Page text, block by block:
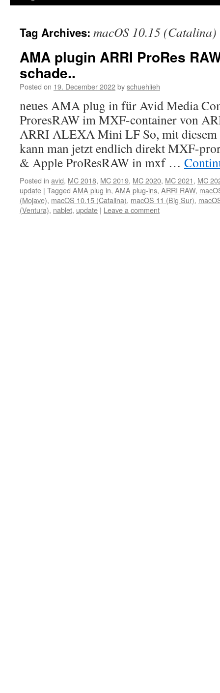
Tag Archives: macOS 10.15 (Catalina)
AMA plugin ARRI ProRes
schade..
Posted on 19. December 2022byschuehlieh
neues AMA plug in für Avid Media
ProresRAW im MXF-container von
ARRI ALEXA Mini LF So, mit diesem
kann man jetzt endlich direkt MXF-
& Apple ProResRAW in mxf …
Posted in avid, MC 2018, MC 2019, MC 2020, MC 2021, MC
update | Tagged AMA plug in, AMA plug-ins, ARRI RAW,
(Mojave), macOS 10.15 (Catalina), macOS 11 (Big Sur),
(Ventura), nablet, update | Leave a comment